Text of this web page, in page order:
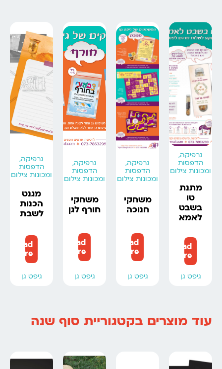
גרפיקה,
הדפסות
ומכונות צילום
מתנת
טו
בשבט
לאמא
Read
more
גיפט גן
גרפיקה,
הדפסות
ומכונות צילום
משחקי
חנוכה
Read
more
גיפט גן
גרפיקה,
הדפסות
ומכונות צילום
משחקי
חורף לגן
Read
more
גיפט גן
גרפיקה,
הדפסות
ומכונות צילום
מגנט
הכנות
לשבת
Read
more
גיפט גן
עוד מוצרים בקטגוריית סוף שנה